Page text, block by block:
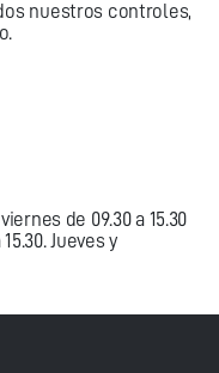
nuestros controles,
de 09.30 a 15.30
Jueves y